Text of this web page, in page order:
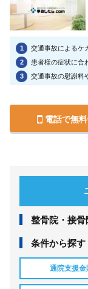
1
交通事故によるケ
2
患者様の症状に合
3
交通事故の慰謝料
電話で無
整⾻院・接
条件から探す
通院支援金